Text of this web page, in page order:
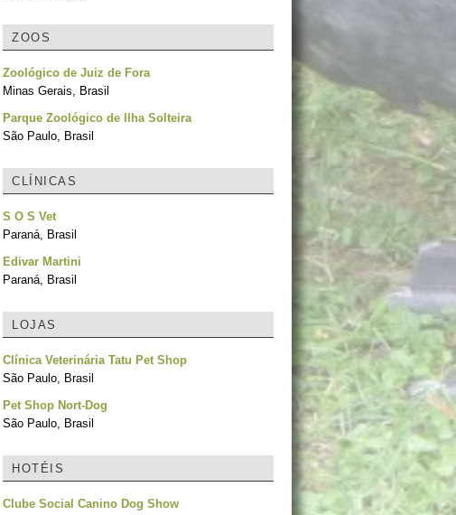
ZOOS
Zoológico de Juiz de Fora
Minas Gerais, Brasil
Parque Zoológico de Ilha Solteira
São Paulo, Brasil
CLÍNICAS
S O S Vet
Paraná, Brasil
Edivar Martini
Paraná, Brasil
LOJAS
Clínica Veterinária Tatu Pet Shop
São Paulo, Brasil
Pet Shop Nort-Dog
São Paulo, Brasil
HOTÉIS
Clube Social Canino Dog Show